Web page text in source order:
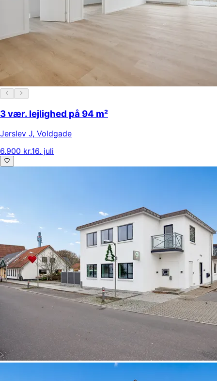
3 vær. lejlighed på 94 m²
Jerslev J, Voldgade
6.900 kr.16. juli